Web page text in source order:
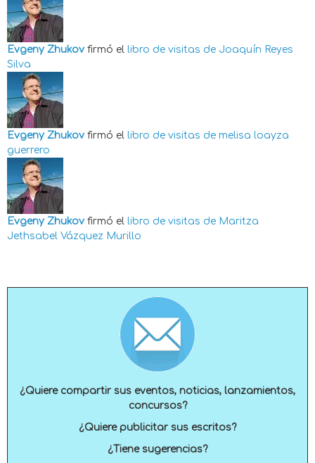
Evgeny Zhukov firmó el libro de visitas de Joaquín Reyes
Silva
Evgeny Zhukov firmó el libro de visitas de melisa loayza
guerrero
Evgeny Zhukov firmó el libro de visitas de Maritza
Jethsabel Vázquez Murillo
¿Quiere compartir sus eventos, noticias, lanzamientos,
concursos?
¿Quiere publicitar sus escritos?
¿Tiene sugerencias?